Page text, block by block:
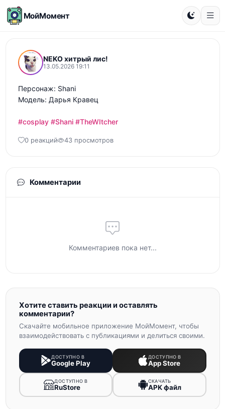
МойМомент
NEKO хитрый лис!
13.05.2026 19:11
Персонаж: Shani
Модель: Дарья Кравец
#cosplay #Shani #TheWItcher
0 реакций 43 просмотров
Комментарии
Комментариев пока нет...
Хотите ставить реакции и оставлять
комментарии?
Скачайте мобильное приложение МойМомент, чтобы
взаимодействовать с публикациями и делиться своими.
ДОСТУПНО В
Google Play
ДОСТУПНО В
App Store
ДОСТУПНО В
RuStore
СКАЧАТЬ
APK файл